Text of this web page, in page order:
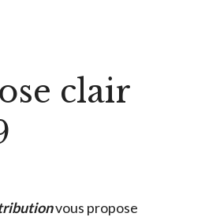
clair
vous propose